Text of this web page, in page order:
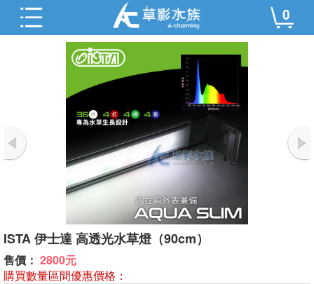
0
ISTA 伊士達 高透光水草燈（90cm）
售價： 2800元
購買數量區間優惠價格：